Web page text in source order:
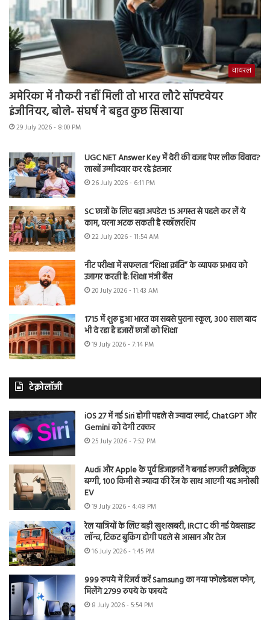
वायरल
अमेरिका में नौकरी नहीं मिली तो भारत लौटे सॉफ्टवेयर
इंजीनियर, बोले- संघर्ष ने बहुत कुछ सिखाया
29 July 2026 - 8:00 PM
UGC NET Answer Key में देरी की वजह पेपर लीक विवाद?
लाखों उम्मीदवार कर रहे इंतजार
26 July 2026 - 6:11 PM
SC छात्रों के लिए बड़ा अपडेट! 15 अगस्त से पहले कर लें ये
काम, वरना अटक सकती है स्कॉलरशिप
22 July 2026 - 11:54 AM
नीट परीक्षा में सफलता “शिक्षा क्रांति” के व्यापक प्रभाव को
उजागर करती है: शिक्षा मंत्री बैंस
20 July 2026 - 11:43 AM
1715 में शुरू हुआ भारत का सबसे पुराना स्कूल, 300 साल बाद
भी दे रहा है हजारों छात्रों को शिक्षा
19 July 2026 - 7:14 PM
टेक्नोलॉजी
iOS 27 में नई Siri होगी पहले से ज्यादा स्मार्ट, ChatGPT और
Gemini को देगी टक्कर
25 July 2026 - 7:52 PM
Audi और Apple के पूर्व डिजाइनरों ने बनाई लग्जरी इलेक्ट्रिक
बग्गी, 100 किमी से ज्यादा की रेंज के साथ आएगी यह अनोखी
EV
19 July 2026 - 4:48 PM
रेल यात्रियों के लिए बड़ी खुशखबरी, IRCTC की नई वेबसाइट
लॉन्च, टिकट बुकिंग होगी पहले से आसान और तेज
16 July 2026 - 1:45 PM
999 रुपये में रिजर्व करें Samsung का नया फोल्डेबल फोन,
मिलेंगे 2799 रुपये के फायदे
8 July 2026 - 5:54 PM